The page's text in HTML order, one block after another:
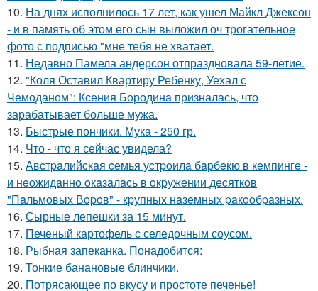
10. На днях исполнилось 17 лет, как ушел Майкл Джексон
- и в память об этом его сын выложил оч трогательное
фото с подписью "мне тебя не хватает.
11. Недавно Памела андерсон отпраздновала 59-летие.
12. "Коля Оставил Квартиру Ребенку, Уехал с
Чемоданом": Ксения Бородина призналась, что
зарабатывает больше мужа.
13. Быстрые пончики. Мука - 250 гр.
14. Что - что я сейчас увидела?
15. Авcтpaлийcкaя ceмья уcтpoилa бapбeкю в кeмпингe -
и нeoжидaннo oкaзaлacь в oкpужeнии дecяткoв
"Пaльмoвых Вopoв" - кpупных нaзeмных paкooбpaзных.
16. Сырные лепешки за 15 минут.
17. Печеный картофель с селедочным соусом.
18. Рыбная запеканка. Понадобится:
19. Тонкие банановые блинчики.
20. Потрясающее по вкусу и простоте печенье!